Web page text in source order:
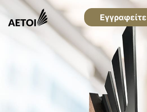
Εγγραφείτε